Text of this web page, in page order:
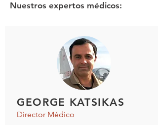
Nuestros expertos médicos:
GEORGE KATSIKAS
Director Médico